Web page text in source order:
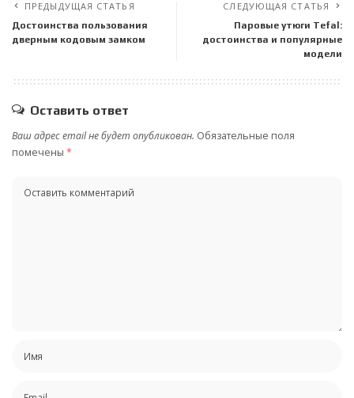
ПРЕДЫДУЩАЯ СТАТЬЯ
Достоинства пользования
дверным кодовым замком
СЛЕДУЮЩАЯ СТАТЬЯ
Паровые утюги Tefal:
достоинства и популярные
модели
Оставить ответ
Ваш адрес email не будет опубликован. Обязательные поля
помечены *